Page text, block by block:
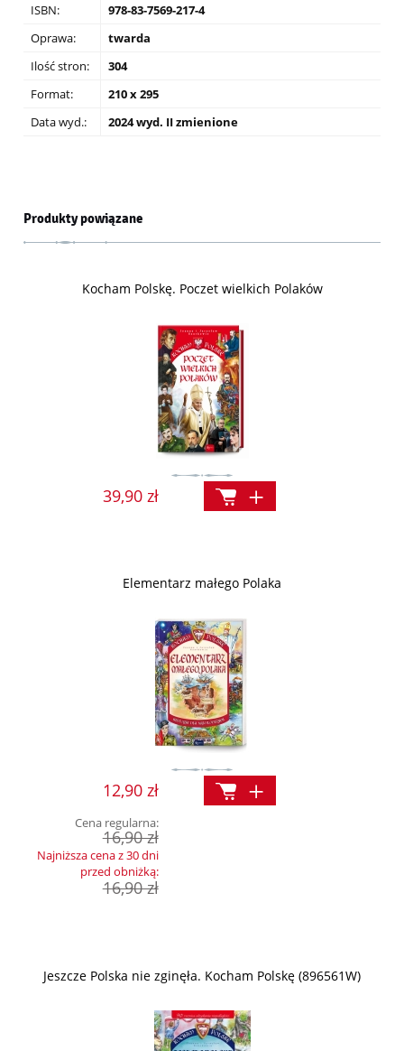
ISBN:
978-83-7569-217-4
Oprawa:
twarda
Ilość stron:
304
Format:
210 x 295
Data wyd.:
2024 wyd. II zmienione
Produkty powiązane
Kocham Polskę. Poczet wielkich Polaków
39,90 zł
Elementarz małego Polaka
12,90 zł
Cena regularna:
16,90 zł
Najniższa cena z 30 dni
przed obniżką:
16,90 zł
Jeszcze Polska nie zginęła. Kocham Polskę (896561W)